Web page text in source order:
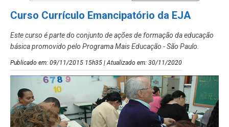
Curso Currículo Emancipatório da EJA
Este curso é parte do conjunto de ações de formação da educação
básica promovido pelo Programa Mais Educação - São Paulo.
Publicado em: 09/11/2015 15h35 | Atualizado em: 30/11/2020